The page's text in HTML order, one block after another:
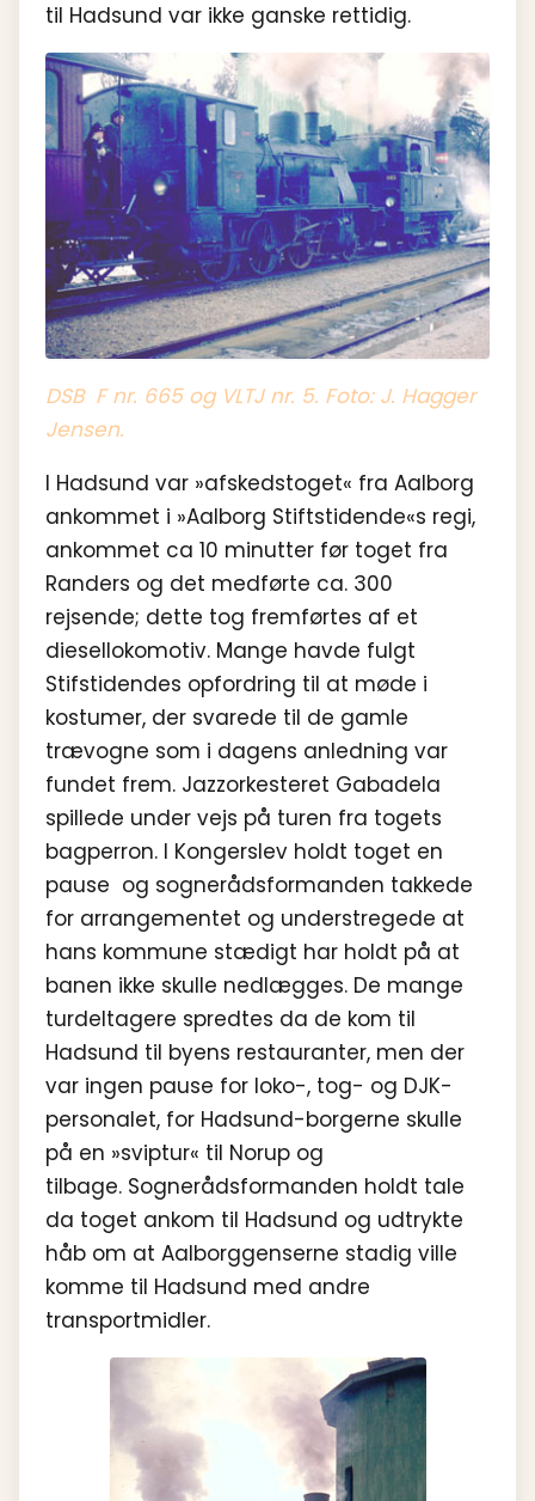
til Hadsund var ikke ganske rettidig.
DSB F nr. 665 og VLTJ nr. 5. Foto: J. Hagger
Jensen.
I Hadsund var »afskedstoget« fra Aalborg
ankommet i »Aalborg Stiftstidende«s regi,
ankommet ca 10 minutter før toget fra
Randers og det medførte ca. 300
rejsende; dette tog fremførtes af et
diesellokomotiv. Mange havde fulgt
Stifstidendes opfordring til at møde i
kostumer, der svarede til de gamle
trævogne som i dagens anledning var
fundet frem. Jazzorkesteret Gabadela
spillede under vejs på turen fra togets
bagperron. I Kongerslev holdt toget en
pause og sognerådsformanden takkede
for arrangementet og understregede at
hans kommune stædigt har holdt på at
banen ikke skulle nedlægges. De mange
turdeltagere spredtes da de kom til
Hadsund til byens restauranter, men der
var ingen pause for loko-, tog- og DJK-
personalet, for Hadsund-borgerne skulle
på en »sviptur« til Norup og
tilbage. Sognerådsformanden holdt tale
da toget ankom til Hadsund og udtrykte
håb om at Aalborggenserne stadig ville
komme til Hadsund med andre
transportmidler.